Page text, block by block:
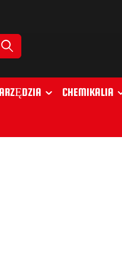
CHEMIKALIA